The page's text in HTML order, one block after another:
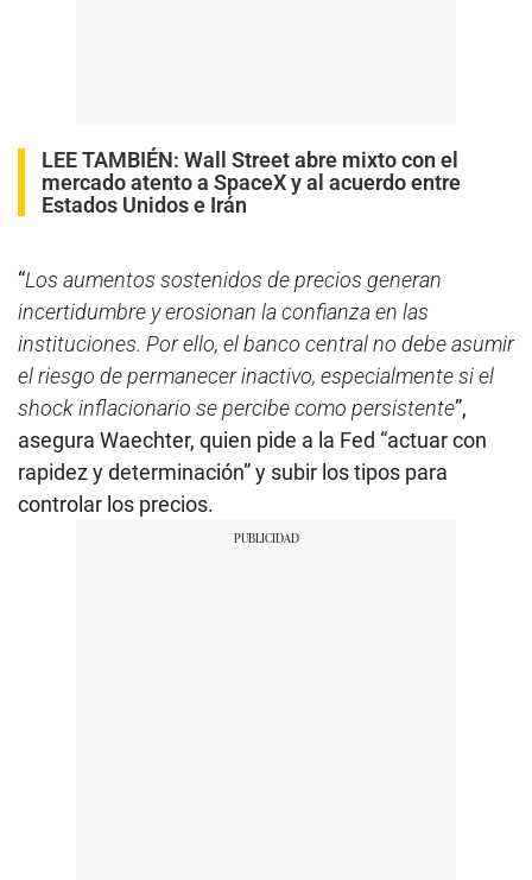
LEE TAMBIÉN: Wall Street abre mixto con el
mercado atento a SpaceX y al acuerdo entre
Estados Unidos e Irán
“Los aumentos sostenidos de precios generan
incertidumbre y erosionan la confianza en las
instituciones. Por ello, el banco central no debe asumir
el riesgo de permanecer inactivo, especialmente si el
shock inflacionario se percibe como persistente”,
asegura Waechter, quien pide a la Fed “actuar con
rapidez y determinación” y subir los tipos para
controlar los precios.